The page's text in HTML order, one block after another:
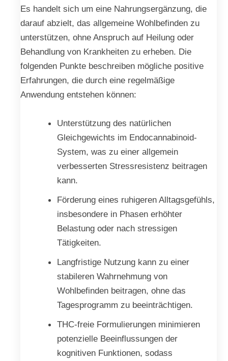
Es handelt sich um eine Nahrungsergänzung, die
darauf abzielt, das allgemeine Wohlbefinden zu
unterstützen, ohne Anspruch auf Heilung oder
Behandlung von Krankheiten zu erheben. Die
folgenden Punkte beschreiben mögliche positive
Erfahrungen, die durch eine regelmäßige
Anwendung entstehen können:
Unterstützung des natürlichen
Gleichgewichts im Endocannabinoid-
System, was zu einer allgemein
verbesserten Stressresistenz beitragen
kann.
Förderung eines ruhigeren Alltagsgefühls,
insbesondere in Phasen erhöhter
Belastung oder nach stressigen
Tätigkeiten.
Langfristige Nutzung kann zu einer
stabileren Wahrnehmung von
Wohlbefinden beitragen, ohne das
Tagesprogramm zu beeinträchtigen.
THC-freie Formulierungen minimieren
potenzielle Beeinflussungen der
kognitiven Funktionen, sodass